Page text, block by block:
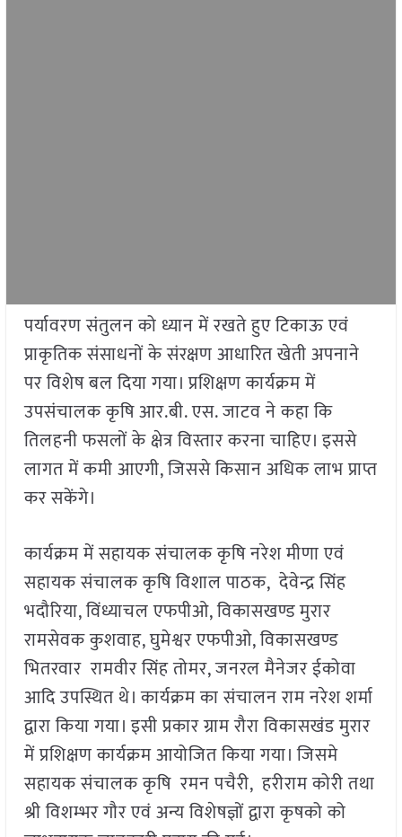
पर्यावरण संतुलन को ध्यान में रखते हुए टिकाऊ एवं
प्राकृतिक संसाधनों के संरक्षण आधारित खेती अपनाने
पर विशेष बल दिया गया। प्रशिक्षण कार्यक्रम में
उपसंचालक कृषि आर.बी. एस. जाटव ने कहा कि
तिलहनी फसलों के क्षेत्र विस्तार करना चाहिए। इससे
लागत में कमी आएगी, जिससे किसान अधिक लाभ प्राप्त
कर सकेंगे।
कार्यक्रम में सहायक संचालक कृषि नरेश मीणा एवं
सहायक संचालक कृषि विशाल पाठक, देवेन्द्र सिंह
भदौरिया, विंध्याचल एफपीओ, विकासखण्ड मुरार
रामसेवक कुशवाह, घुमेश्वर एफपीओ, विकासखण्ड
भितरवार रामवीर सिंह तोमर, जनरल मैनेजर ईकोवा
आदि उपस्थित थे। कार्यक्रम का संचालन राम नरेश शर्मा
द्वारा किया गया। इसी प्रकार ग्राम रौरा विकासखंड मुरार
में प्रशिक्षण कार्यक्रम आयोजित किया गया। जिसमे
सहायक संचालक कृषि रमन पचैरी, हरीराम कोरी तथा
श्री विशम्भर गौर एवं अन्य विशेषज्ञों द्वारा कृषको को